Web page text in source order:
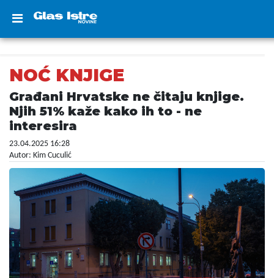
NOĆ KNJIGE
Građani Hrvatske ne čitaju knjige.
Njih 51% kaže kako ih to - ne
interesira
23.04.2025 16:28
Autor: Kim Cuculić